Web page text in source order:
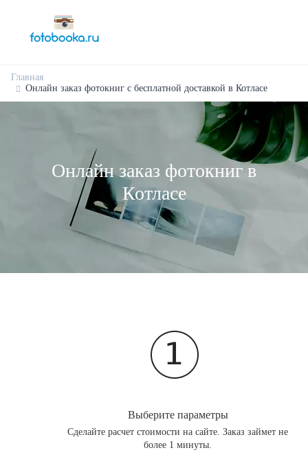
Главная
Онлайн заказ фотокниг с бесплатной доставкой в Котласе
Онлайн заказ фотокниг в
Котласе
Выберите параметры
Сделайте расчет стоимости на сайте. Заказ займет не
более 1 минуты.